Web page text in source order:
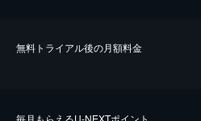
無料トライアル後の⽉額料金